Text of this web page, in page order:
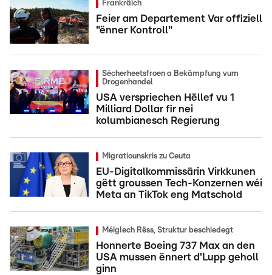
Frankräich
Feier am Departement Var offiziell
"ënner Kontroll"
Sécherheetsfroen a Bekämpfung vum
Drogenhandel
USA verspriechen Hëllef vu 1
Milliard Dollar fir nei
kolumbianesch Regierung
Migratiounskris zu Ceuta
EU-Digitalkommissärin Virkkunen
gëtt groussen Tech-Konzernen wéi
Meta an TikTok eng Matschold
Méiglech Rëss, Struktur beschiedegt
Honnerte Boeing 737 Max an den
USA mussen ënnert d'Lupp geholl
ginn